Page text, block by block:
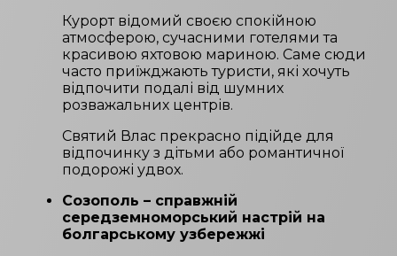
Курорт відомий своєю спокійною
атмосферою, сучасними готелями та
красивою яхтовою мариною. Саме сюди
часто приїжджають туристи, які хочуть
відпочити подалі від шумних
розважальних центрів.
Святий Влас прекрасно підійде для
відпочинку з дітьми або романтичної
подорожі удвох.
Созополь – справжній
середземноморський настрій на
болгарському узбережжі